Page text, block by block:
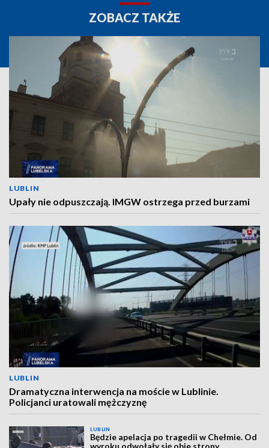
ZOBACZ TAKŻE
LUBLIN
Upały nie odpuszczają. IMGW ostrzega przed burzami
LUBLIN
Dramatyczna interwencja na moście w Lublinie.
Policjanci uratowali mężczyznę
LUBLIN
Będzie apelacja po tragedii w Chełmie. Od
wyroku odwołały się obie strony